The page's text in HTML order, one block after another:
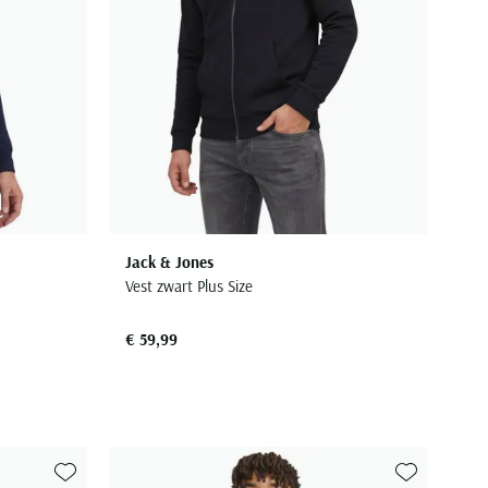
Jack & Jones
Vest zwart Plus Size
€ 59,99